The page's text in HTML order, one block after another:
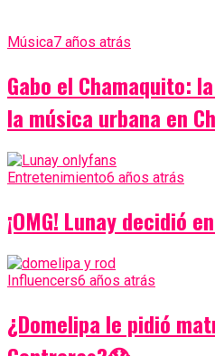
Música7 años atrás
Gabo el Chamaquito:
la música urbana en
Entretenimiento6 años atrás
¡OMG! Lunay decidió
Influencers6 años atrás
¿Domelipa le pidió